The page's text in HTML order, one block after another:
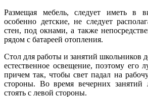
Размещая мебель, следует иметь в
особенно детские, не следует
стен, под окнами, а также
рядом с батареей отопления.
Стол для работы и занятий школьников
естественное освещение, поэтому его
причем так, чтобы свет падал на
стороны. Во время вечерних занятий
стоять с левой стороны.